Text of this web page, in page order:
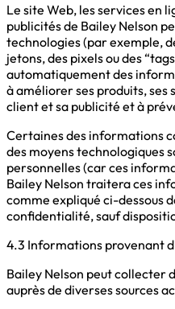
Le site Web, les services en
publicités de Bailey Nelson
technologies (par exemple,
jetons, des pixels ou des
automatiquement des
à améliorer ses produits, ses
client et sa publicité et à
Certaines des informations
des moyens technologiques
personnelles (car ces
Bailey Nelson traitera ces
comme expliqué ci-dessous
confidentialité, sauf
4.3 Informations provenant
Bailey Nelson peut collecter
auprès de diverses sources